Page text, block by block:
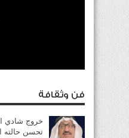
فن وثقافة
خروج شادي
تحسن حالته